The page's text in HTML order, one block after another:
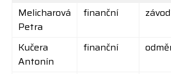
Melicharová
Petra
finanční
Kučera
Antonín
finanční